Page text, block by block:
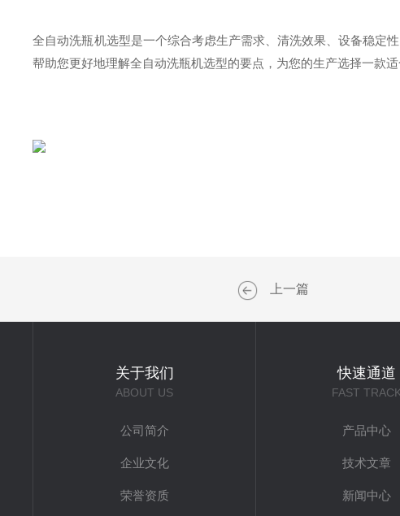
全自动洗瓶机选型是一个综合考虑生产需求、清洗效果、设备稳定
帮助您更好地理解全自动洗瓶机选型的要点，为您的生产选择一款适
上一篇
关于我们
ABOUT US
公司简介
企业文化
荣誉资质
快速通道
FAST TRACK
产品中心
技术文章
新闻中心